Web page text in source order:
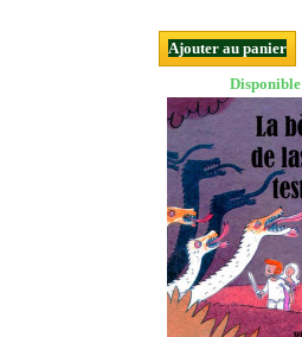
Ajouter au panier
Disponible